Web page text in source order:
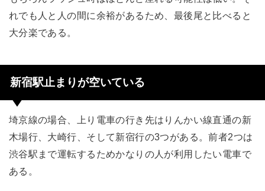
れでも人と人の間に余裕があるため、最後尾と比べると
大分楽である。
新宿駅止まりが空いている
埼京線の場合、上り電車の行き先はりんかい線直通の新
木場行、大崎行、そして新宿行の3つがある。前者2つは
渋谷駅まで運転するためかなりの人が利用したい電車で
ある。